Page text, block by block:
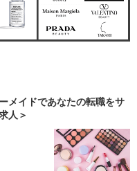
メイドであなたの転職をサ
人＞